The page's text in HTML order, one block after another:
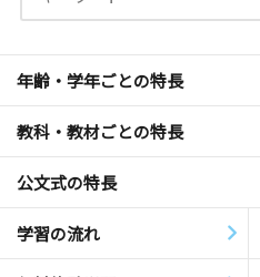
年齢・学年ごとの特長
教科・教材ごとの特長
公文式の特長
学習の流れ